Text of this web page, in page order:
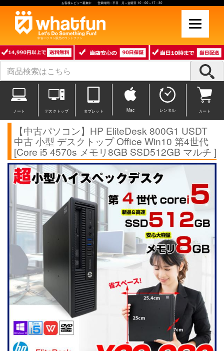
お客様レビュー募集中 営業時間：平日 月～金曜日 10：00～17：30
中古パソコン販売のワットファン
ノート デスクトップ タブレット Mac レンタル カート
【中古パソコン】HP EliteDesk 800G1 USDT
中古 小型 デスクトップ Office Win10 第4世代
[Core i5 4570s メモリ8GB SSD512GB マルチ ]